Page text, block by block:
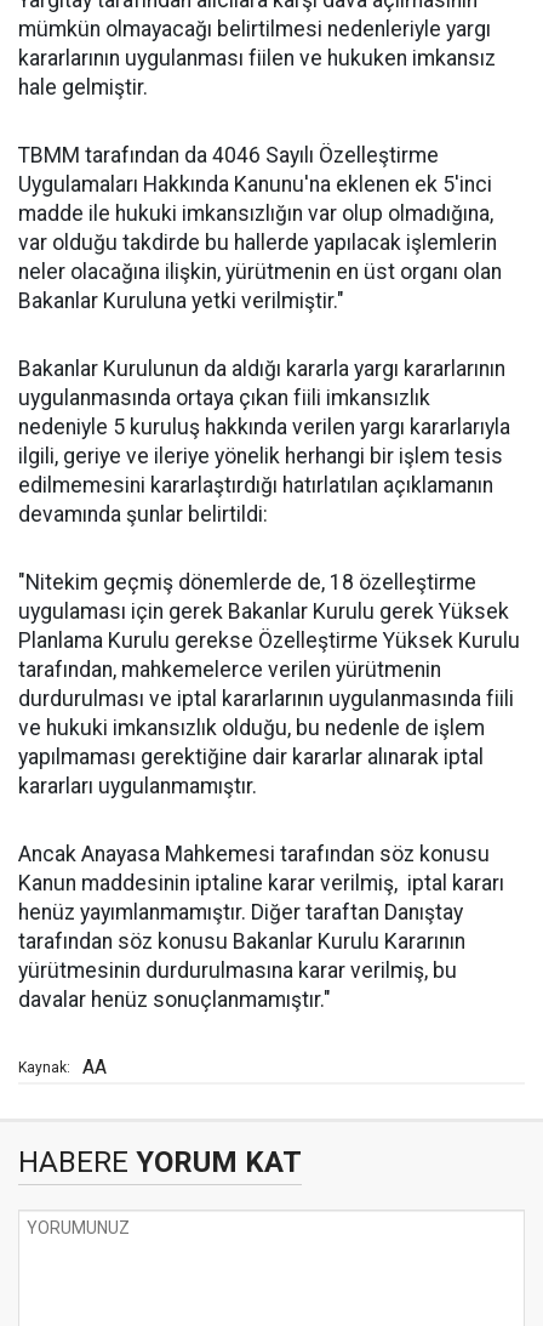
mümkün olmayacağı belirtilmesi nedenleriyle yargı
kararlarının uygulanması fiilen ve hukuken imkansız
hale gelmiştir.
TBMM tarafından da 4046 Sayılı Özelleştirme
Uygulamaları Hakkında Kanunu'na eklenen ek 5'inci
madde ile hukuki imkansızlığın var olup olmadığına,
var olduğu takdirde bu hallerde yapılacak işlemlerin
neler olacağına ilişkin, yürütmenin en üst organı olan
Bakanlar Kuruluna yetki verilmiştir."
Bakanlar Kurulunun da aldığı kararla yargı kararlarının
uygulanmasında ortaya çıkan fiili imkansızlık
nedeniyle 5 kuruluş hakkında verilen yargı kararlarıyla
ilgili, geriye ve ileriye yönelik herhangi bir işlem tesis
edilmemesini kararlaştırdığı hatırlatılan açıklamanın
devamında şunlar belirtildi:
"Nitekim geçmiş dönemlerde de, 18 özelleştirme
uygulaması için gerek Bakanlar Kurulu gerek Yüksek
Planlama Kurulu gerekse Özelleştirme Yüksek Kurulu
tarafından, mahkemelerce verilen yürütmenin
durdurulması ve iptal kararlarının uygulanmasında fiili
ve hukuki imkansızlık olduğu, bu nedenle de işlem
yapılmaması gerektiğine dair kararlar alınarak iptal
kararları uygulanmamıştır.
Ancak Anayasa Mahkemesi tarafından söz konusu
Kanun maddesinin iptaline karar verilmiş, iptal kararı
henüz yayımlanmamıştır. Diğer taraftan Danıştay
tarafından söz konusu Bakanlar Kurulu Kararının
yürütmesinin durdurulmasına karar verilmiş, bu
davalar henüz sonuçlanmamıştır."
Kaynak: AA
HABERE YORUM KAT